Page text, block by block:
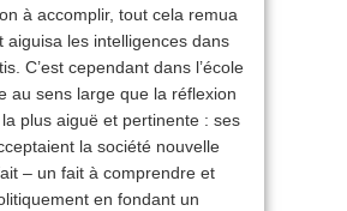
à accomplir, tout cela remua
les intelligences dans
C’est cependant dans l’école
au sens large que la réflexion
plus aiguë et pertinente : ses
la société nouvelle
– un fait à comprendre et
en fondant un